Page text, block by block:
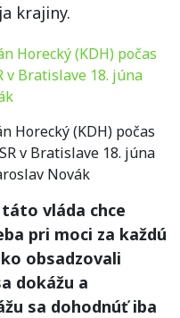
krajiny.
Horecký (KDH) počas
v Bratislave 18. júna
Novák
vláda chce
pri moci za každú
obsadzovali
dokážu a
sa dohodnúť iba